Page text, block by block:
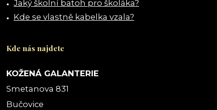
Jaký školní batoh pro školáka?
Kde se vlastně kabelka vzala?
Kde nás najdete
KOŽENÁ GALANTERIE
Smetanova 831
Bučovice